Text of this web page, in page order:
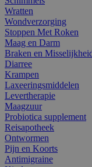
Wratten
Wondverzorging
Stoppen Met Roken
Maag en Darm
Braken en
Diarree
Krampen
Laxeeringsmiddelen
Levertherapie
Maagzuur
Probiotica supplement
Reisapotheek
Ontwormen
Pijn en Koorts
Antimigraine